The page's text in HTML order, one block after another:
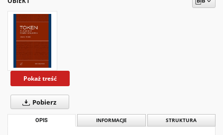
Pokaż treść
Pobierz
OPIS INFORMACJE STRUKTURA